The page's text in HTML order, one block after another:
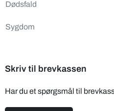
Dødsfald
Sygdom
Skriv til brevkassen
Har du et spørgsmål til